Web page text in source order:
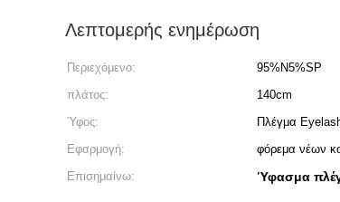
Λεπτομερής ενημέρωση
Περιεχόμενο: 95%N5%SP
πλάτος:
140cm
Ύφος:
Πλέγμα
Εφαρμογή:
φόρεμα νέων
Επισημαίνω:
Ύφασμα